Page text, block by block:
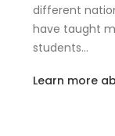
different
have taught
students…
Learn more